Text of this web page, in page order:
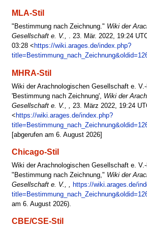
MLA-Stil
"Bestimmung nach Zeichnung." Wiki der
Gesellschaft e. V., . 23. Mär. 2022, 19:24
03:28 < https://wiki.arages.de/index.php?
MHRA-Stil
Wiki der Arachnologischen Gesellschaft e. V.-
'Bestimmung nach Zeichnung', Wiki der
Gesellschaft e. V., ,
23. März 2022, 19:24
< https://wiki.arages.de/index.php?
[abgerufen am 6. August 2026]
Chicago-Stil
Wiki der Arachnologischen Gesellschaft e.
"Bestimmung nach Zeichnung," Wiki der
Gesellschaft e. V., , https://wiki.arages.de/
am 6. August 2026).
CBE/CSE-Stil